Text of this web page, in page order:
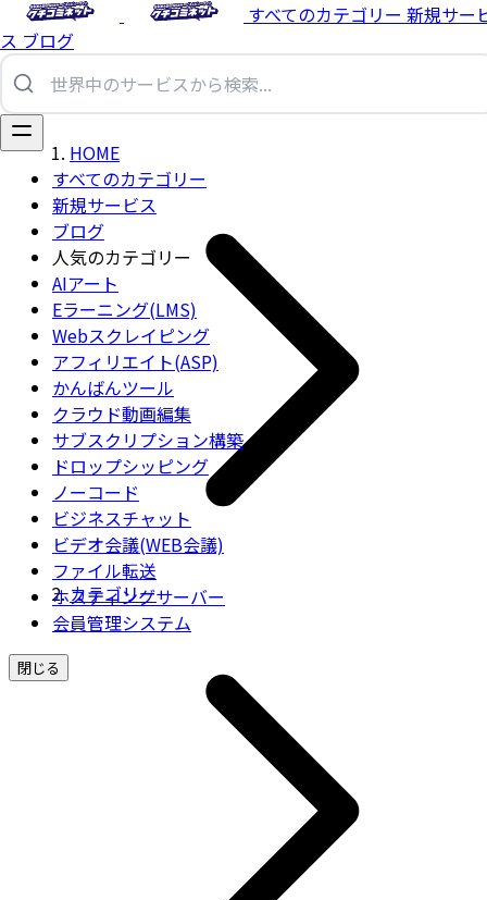
すべてのカテゴリー 新規サー
ス ブログ
すべてのカテゴリー
新規サービス
ブログ
人気のカテゴリー
AIアート
Eラーニング(LMS)
Webスクレイピング
アフィリエイト(ASP)
かんばんツール
クラウド動画編集
サブスクリプション構築
ドロップシッピング
ノーコード
ビジネスチャット
ビデオ会議(WEB会議)
ファイル転送
ホスティングサーバー
会員管理システム
閉じる
HOME
カテゴリー